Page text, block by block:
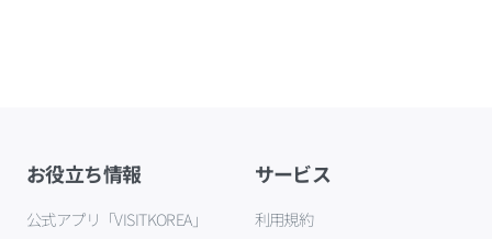
お役立ち情報
公式アプリ「VISITKOREA」
サービス
利用規約